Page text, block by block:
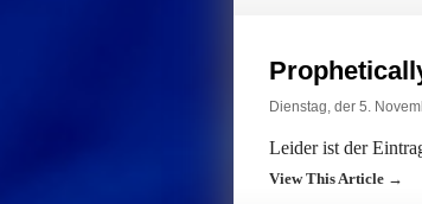
Dienstag, der 5.
Leider ist der
View This Article →